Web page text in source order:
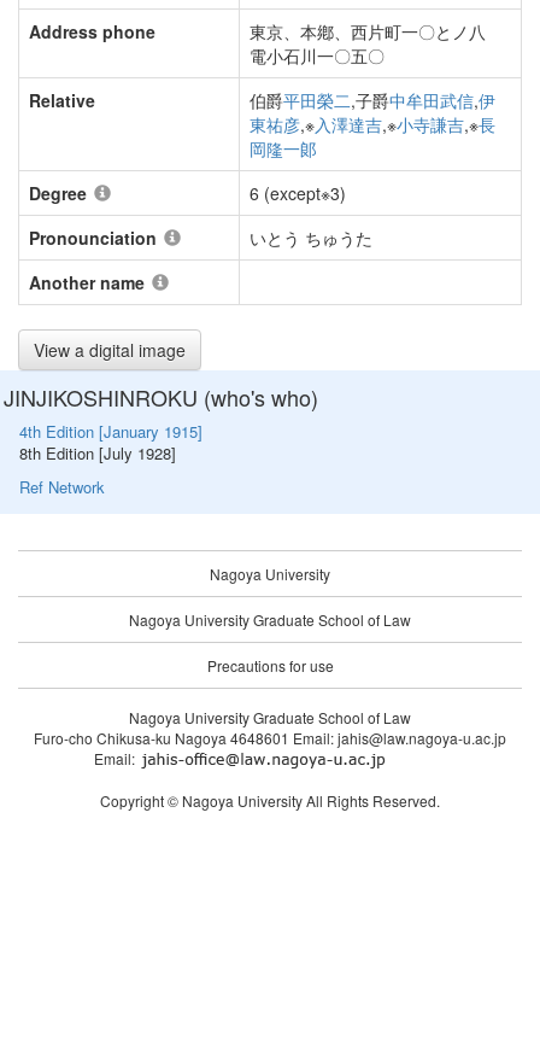
Address phone
東京、本鄕、西片町一〇とノ八
電小石川一〇五〇
Relative
伯爵平田榮二,子爵中牟田武信,伊
東祐彦,※入澤達吉,※小寺謙吉,※長
岡隆一郞
Degree
6 (except※3)
Pronounciation
いとう ちゅうた
Another name
View a digital image
JINJIKOSHINROKU (who's who)
4th Edition [January 1915]
8th Edition [July 1928]
Ref Network
Nagoya University
Nagoya University Graduate School of Law
Precautions for use
Nagoya University Graduate School of Law
Furo-cho Chikusa-ku Nagoya 4648601 Email: jahis@law.nagoya-u.ac.jp
Email:
Copyright © Nagoya University All Rights Reserved.